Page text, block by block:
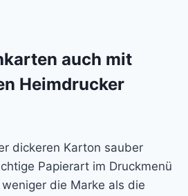
auch mit
Heimdrucker
dickeren Karton sauber
Papierart im Druckmenü
die Marke als die